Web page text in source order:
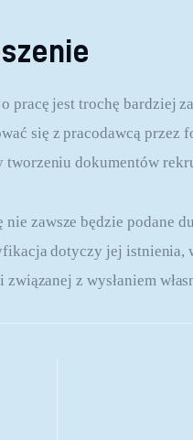
pracę jest trochę bardziej
się z pracodawcą przez
tworzeniu dokumentów
nie zawsze będzie podane
dotyczy jej
z wysłaniem